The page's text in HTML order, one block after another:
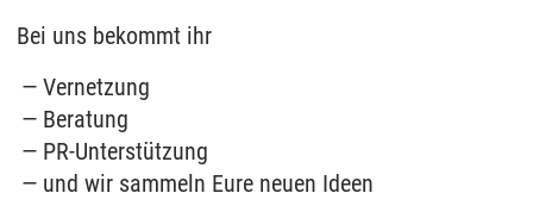
Bei uns bekommt ihr
Vernetzung
Beratung
PR-Unterstützung
und wir sammeln Eure neuen Ideen